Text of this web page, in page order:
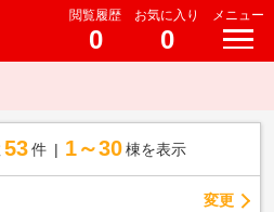
閲覧履歴
0
お気に入り
0
メニュー
53 件 1～30 棟を表示
変更